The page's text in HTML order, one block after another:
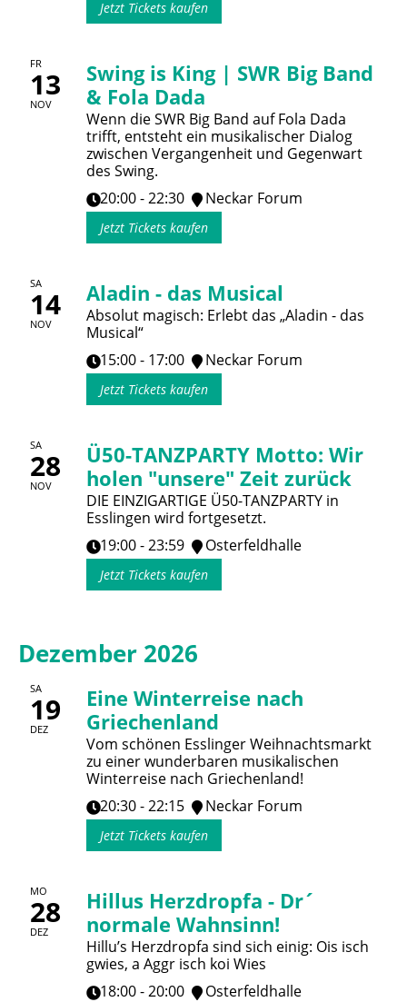
Jetzt Tickets kaufen
FR
13
NOV
Swing is King | SWR Big Band
& Fola Dada
Wenn die SWR Big Band auf Fola Dada
trifft, entsteht ein musikalischer Dialog
zwischen Vergangenheit und Gegenwart
des Swing.
20:00 - 22:30
Neckar Forum
Jetzt Tickets kaufen
SA
14
NOV
Aladin - das Musical
Absolut magisch: Erlebt das „Aladin - das
Musical“
15:00 - 17:00
Neckar Forum
Jetzt Tickets kaufen
SA
28
NOV
Ü50-TANZPARTY Motto: Wir
holen "unsere" Zeit zurück
DIE EINZIGARTIGE Ü50-TANZPARTY in
Esslingen wird fortgesetzt.
19:00 - 23:59
Osterfeldhalle
Jetzt Tickets kaufen
Dezember 2026
SA
19
DEZ
Eine Winterreise nach
Griechenland
Vom schönen Esslinger Weihnachtsmarkt
zu einer wunderbaren musikalischen
Winterreise nach Griechenland!
20:30 - 22:15
Neckar Forum
Jetzt Tickets kaufen
MO
28
DEZ
Hillus Herzdropfa - Dr´
normale Wahnsinn!
Hillu’s Herzdropfa sind sich einig: Ois isch
gwies, a Aggr isch koi Wies
18:00 - 20:00
Osterfeldhalle